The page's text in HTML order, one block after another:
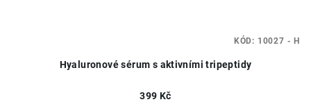
Hyaluronové sérum s aktivními tripeptidy
399 Kč
KÓD: 10027 - H